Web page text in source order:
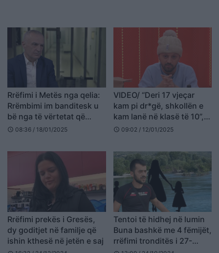
Rrëfimi i Metës nga qelia:
Rrëmbimi im banditesk u
bë nga të vërtetat që
thoja
schedule 08:36 / 18/01/2025
VIDEO/ “Deri 17 vjeçar
kam pi dr*gë, shkollën e
kam lanë në klasë të 10”,
publikohet rrëfimi i Gjestit
schedule 09:02 / 12/01/2025
Rrëfimi prekës i Gresës,
dy goditjet në familje që
ishin kthesë në jetën e saj
Tentoi të hidhej në lumin
Buna bashkë me 4 fëmijët,
rrëfimi tronditës i 27-